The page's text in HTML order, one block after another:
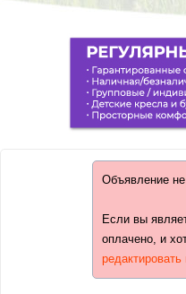
Объявление
Если вы
оплачено, и